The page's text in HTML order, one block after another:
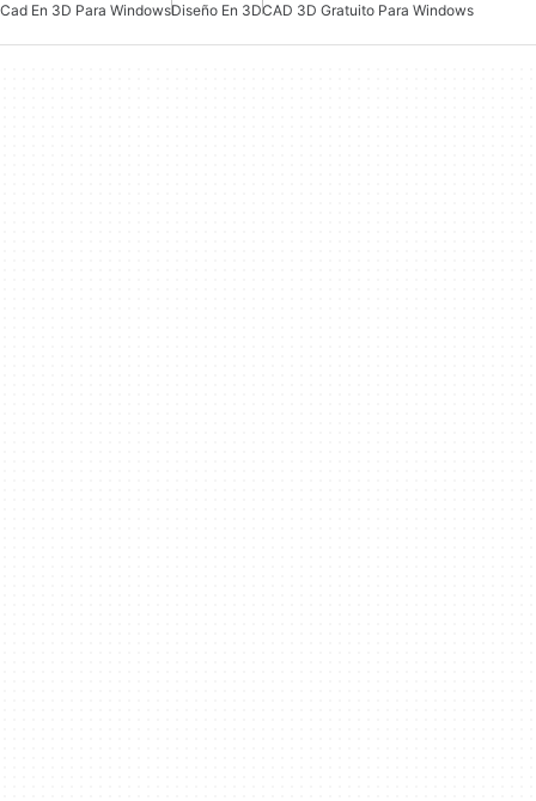
Cad En 3D Para WindowsDiseño En 3DCAD 3D Gratuito Para Windows